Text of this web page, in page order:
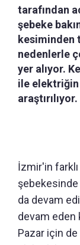
tarafından
şebeke
kesiminden
nedenlerle
yer alıyor.
ile
araştırılıyor.
İzmir'in farklı
da devam
devam eden
Pazar için de